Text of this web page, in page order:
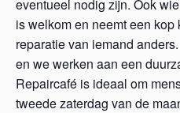
eventueel nodig zijn. Ook
is welkom en neemt een
reparatie van iemand
en we werken aan een
Repaircafé is ideaal om
tweede zaterdag van de